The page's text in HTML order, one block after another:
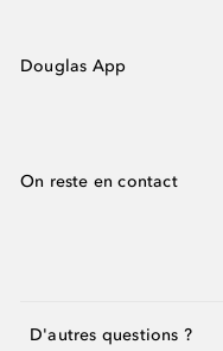
Douglas App
On reste en contact
D'autres questions ?